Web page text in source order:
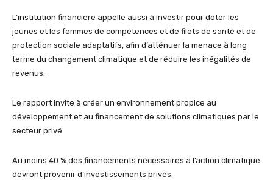
L’institution financière appelle aussi à investir pour doter les
jeunes et les femmes de compétences et de filets de santé et de
protection sociale adaptatifs, afin d’atténuer la menace à long
terme du changement climatique et de réduire les inégalités de
revenus.
Le rapport invite à créer un environnement propice au
développement et au financement de solutions climatiques par le
secteur privé.
Au moins 40 % des financements nécessaires à l’action climatique
devront provenir d’investissements privés.